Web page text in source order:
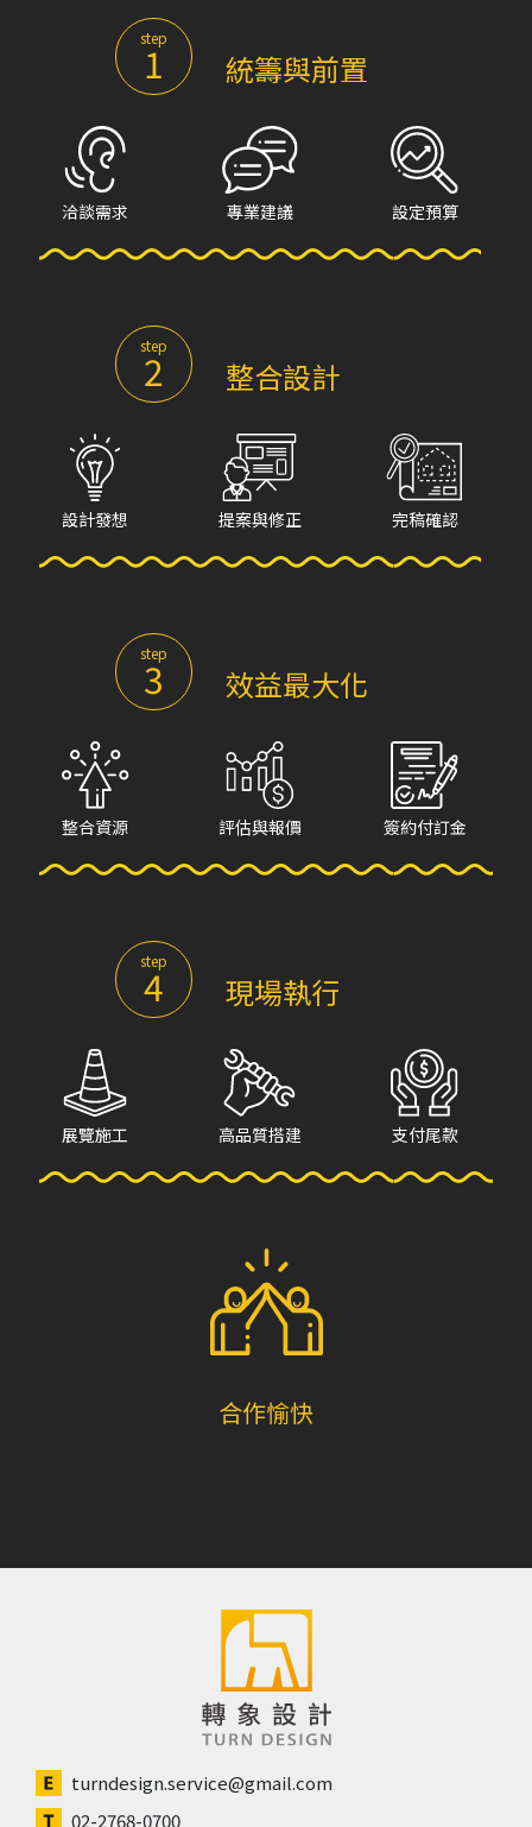
step
1 統籌與前置
洽談需求 專業建議 設定預算
step
2 整合設計
設計發想 提案與修正 完稿確認
step
3 效益最大化
整合資源 評估與報價 簽約付訂金
step
4 現場執行
展覽施工 高品質搭建 支付尾款
合作愉快
turndesign.service@gmail.com
02-2768-0700